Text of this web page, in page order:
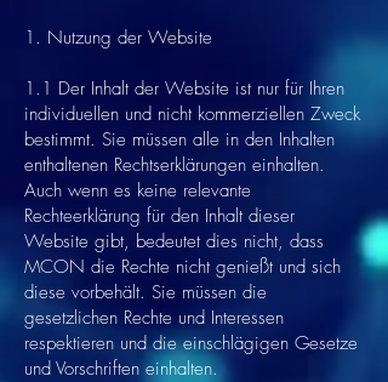
1. Nutzung der Website
1.1 Der Inhalt der Website ist nur für Ihren
individuellen und nicht kommerziellen Zweck
bestimmt. Sie müssen alle in den Inhalten
enthaltenen Rechtserklärungen einhalten.
Auch wenn es keine relevante
Rechteerklärung für den Inhalt dieser
Website gibt, bedeutet dies nicht, dass
MCON die Rechte nicht genießt und sich
diese vorbehält. Sie müssen die
gesetzlichen Rechte und Interessen
respektieren und die einschlägigen Gesetze
und Vorschriften einhalten.